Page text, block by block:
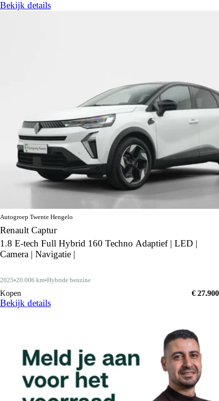
Bekijk details
Autogroep Twente Hengelo
Renault Captur
1.8 E-tech Full Hybrid 160 Techno Adaptief | LED |
Camera | Navigatie |
2025 20.006 km Hybride benzine
Kopen € 27.900
Bekijk details